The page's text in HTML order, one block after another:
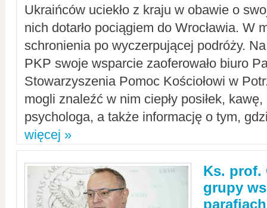
Ukraińców uciekło z kraju w obawie o
nich dotarło pociągiem do Wrocławia. W
schronienia po wyczerpującej podróży.
PKP swoje wsparcie zaoferowało biuro
Stowarzyszenia Pomoc Kościołowi w
mogli znaleźć w nim ciepły posiłek,
psychologa, a także informację o tym,
więcej »
Ks. prof.
grupy
parafiach